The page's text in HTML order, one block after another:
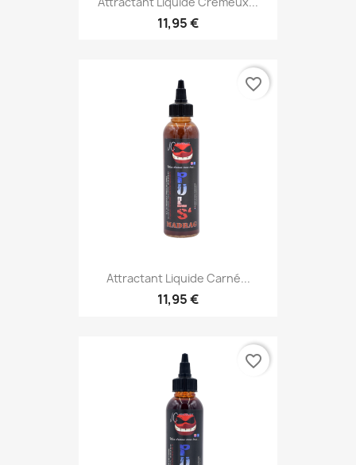
11,95 €
Attractant Liquide Carné...
11,95 €
favorite_border
favorite_border